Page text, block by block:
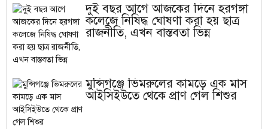
দুই বছর আগে আজকের দিনে হরগঙ্গা
কলেজে নিষিদ্ধ ঘোষণা করা হয় ছাত্র
রাজনীতি, এখন বাস্তবতা ভিন্ন
মুন্সিগঞ্জে ভিমরুলের কামড়ে এক মাস
আইসিইউতে থেকে প্রাণ গেল শিশুর